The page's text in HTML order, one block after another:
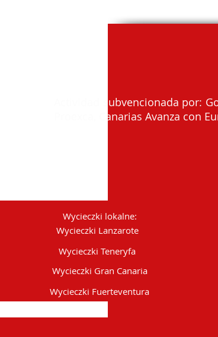
Actividad subvencionada por:
Proexca, Canarias Avanza con
Wycieczki lokalne:
Wycieczki Lanzarote
Wycieczki Teneryfa
Wycieczki Gran Canaria
Wycieczki Fuerteventura